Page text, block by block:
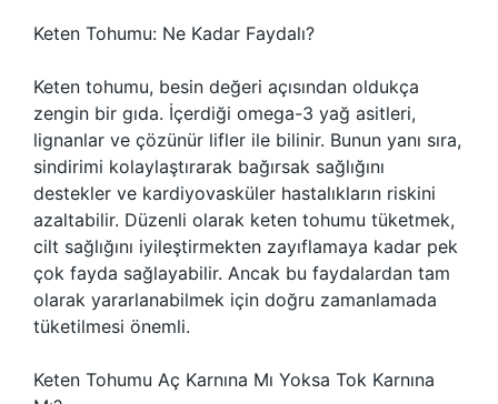
Keten Tohumu: Ne Kadar Faydalı?
Keten tohumu, besin değeri açısından oldukça
zengin bir gıda. İçerdiği omega-3 yağ asitleri,
lignanlar ve çözünür lifler ile bilinir. Bunun yanı sıra,
sindirimi kolaylaştırarak bağırsak sağlığını
destekler ve kardiyovasküler hastalıkların riskini
azaltabilir. Düzenli olarak keten tohumu tüketmek,
cilt sağlığını iyileştirmekten zayıflamaya kadar pek
çok fayda sağlayabilir. Ancak bu faydalardan tam
olarak yararlanabilmek için doğru zamanlamada
tüketilmesi önemli.
Keten Tohumu Aç Karnına Mı Yoksa Tok Karnına